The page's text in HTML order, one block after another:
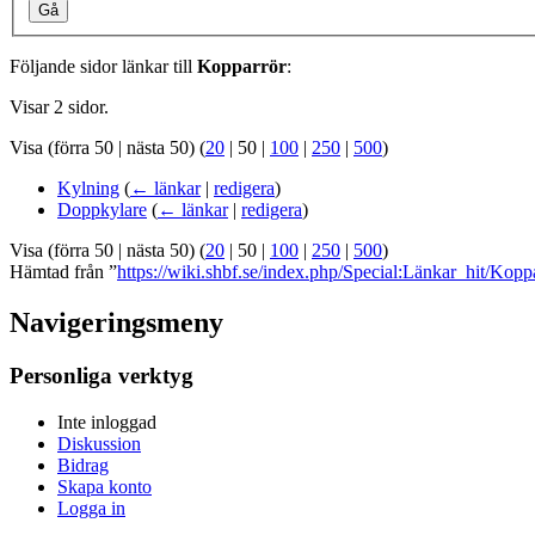
Gå
Följande sidor länkar till Kopparrör:
Visar 2 sidor.
Visa (förra 50 | nästa 50) (20 | 50 | 100 | 250 | 500)
Kylning (← länkar| redigera)
Doppkylare (← länkar| redigera)
Visa (förra 50 | nästa 50) (20 | 50 | 100 | 250 | 500)
Hämtad från ”https://wiki.shbf.se/index.php/Special:Länkar_hit/
Navigeringsmeny
Personliga verktyg
Inte inloggad
Diskussion
Bidrag
Skapa konto
Logga in